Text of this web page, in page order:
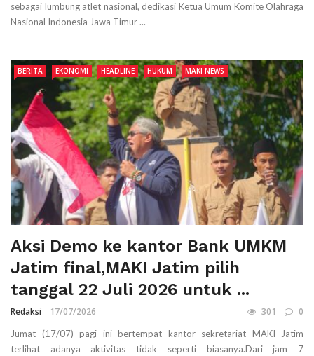
sebagai lumbung atlet nasional, dedikasi Ketua Umum Komite Olahraga
Nasional Indonesia Jawa Timur ...
BERITA EKONOMI HEADLINE HUKUM MAKI NEWS
Aksi Demo ke kantor Bank UMKM
Jatim final,MAKI Jatim pilih
tanggal 22 Juli 2026 untuk ...
Redaksi 17/07/2026 301 0
Jumat (17/07) pagi ini bertempat kantor sekretariat MAKI Jatim
terlihat adanya aktivitas tidak seperti biasanya.Dari jam 7